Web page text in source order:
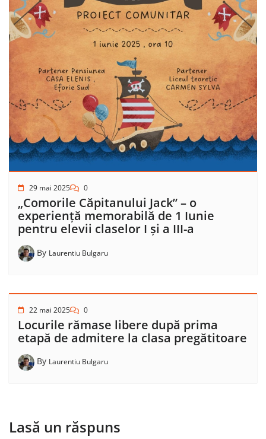
29 mai 2025 0
„Comorile Căpitanului Jack” – o
experiență memorabilă de 1 Iunie
pentru elevii claselor I și a III-a
By Laurentiu Bulgaru
22 mai 2025 0
Locurile rămase libere după prima
etapă de admitere la clasa pregătitoare
By Laurentiu Bulgaru
Lasă un răspuns